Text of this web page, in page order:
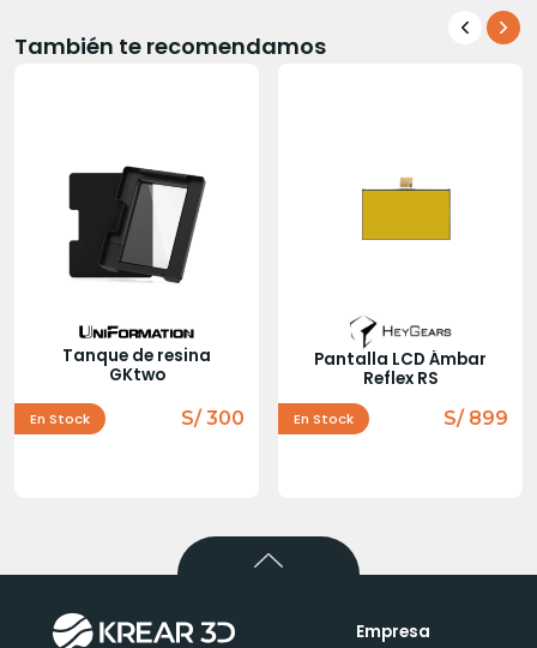
También te recomendamos
Tanque de resina
GKtwo
En Stock S/ 300
Pantalla LCD Ámbar
Reflex RS
En Stock S/ 899
Empresa